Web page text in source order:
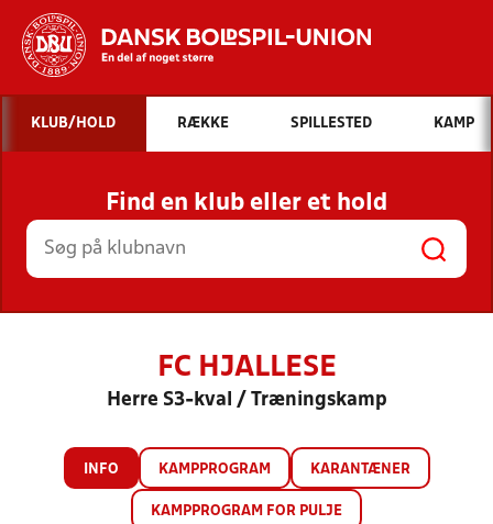
Hvad vil du søge efter?
INDHOLD OG NYHEDER
STILLINGER, RESULTATER, KLUBBER OG
HOLD
KLUB/HOLD RÆKKE SPILLESTED KAMP
Find en klub eller et hold
FC HJALLESE
Herre S3-kval / Træningskamp
INFO KAMPPROGRAM KARANTÆNER
KAMPPROGRAM FOR PULJE